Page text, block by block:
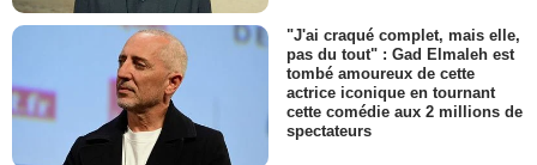
"J'ai craqué complet, mais elle,
pas du tout" : Gad Elmaleh est
tombé amoureux de cette
actrice iconique en tournant
cette comédie aux 2 millions de
spectateurs